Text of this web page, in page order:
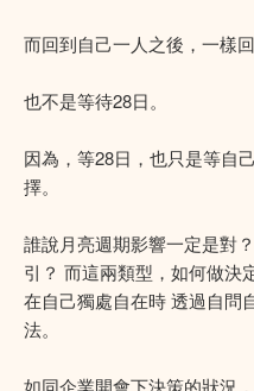
而回到自己一人之後，一樣
也不是等待28日。
因為，等28日，也只是等自
擇。
誰說月亮週期影響一定是對
引？ 而這兩類型，如何做決
在自己獨處自在時 透過自問
法。
如同企業開會下決策的狀況